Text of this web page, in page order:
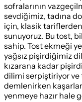
sofralarının
sevdiğimiz, tadına
için, klasik
sunuyoruz. Bu tost,
sahip. Tost ekmeği
yağsız pişirdiğimiz
kızarana kadar
dilimi serpiştiriyor ve
demlenirken
yenmeye hazır hale